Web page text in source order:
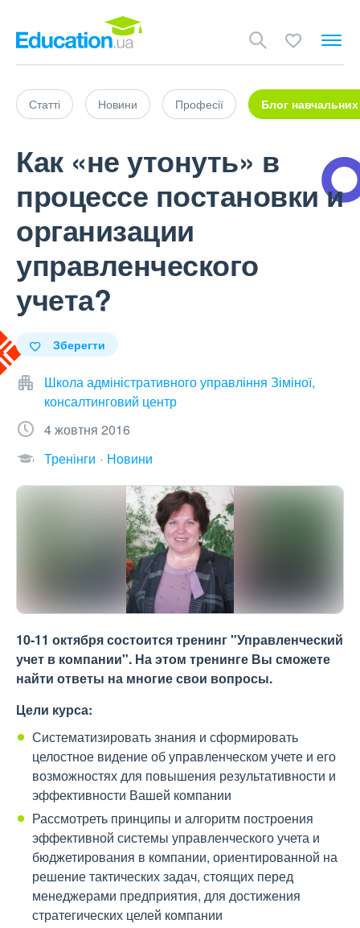
Статті Новини Професії Блог навчальних
Как «не утонуть» в
процессе постановки и
организации
управленческого
учета?
Зберегти
Школа адміністративного управління Зіміної,
консалтинговий центр
4 жовтня 2016
Тренінги
Новини
10-11 октября состоится тренинг "Управленческий
учет в компании". На этом тренинге Вы сможете
найти ответы на многие свои вопросы.
Цели курса:
Систематизировать знания и сформировать
целостное видение об управленческом учете и его
возможностях для повышения результативности и
эффективности Вашей компании
Рассмотреть принципы и алгоритм построения
эффективной системы управленческого учета и
бюджетирования в компании, ориентированной на
решение тактических задач, стоящих перед
менеджерами предприятия, для достижения
стратегических целей компании